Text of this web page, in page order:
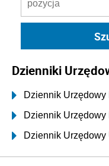
Dzienniki
Dziennik Urzędowy
Dziennik
Dziennik